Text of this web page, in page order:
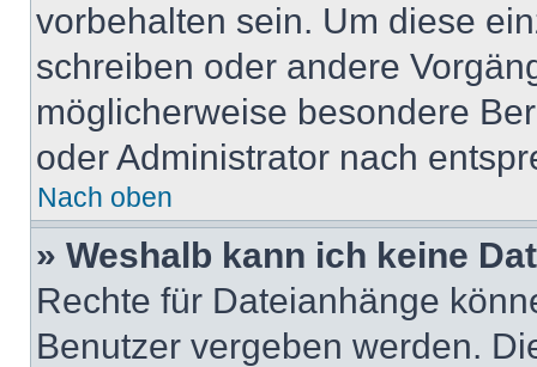
vorbehalten sein. Um diese
schreiben oder andere
möglicherweise besondere
oder Administrator nach
Nach oben
» Weshalb kann ich keine
Rechte für Dateianhänge
Benutzer vergeben werden.